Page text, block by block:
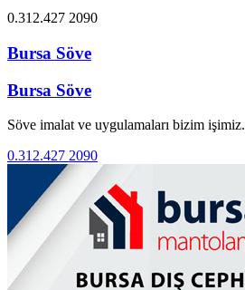
0.312.427 2090
Bursa Söve
Bursa Söve
Söve imalat ve uygulamaları bizim işimiz.
0.312.427 2090